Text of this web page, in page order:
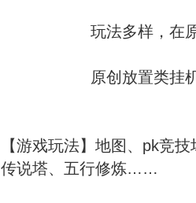
玩法多样，在原有基
原创放置类挂机游戏
【游戏玩法】地图、pk竞
传说塔、五行修炼……